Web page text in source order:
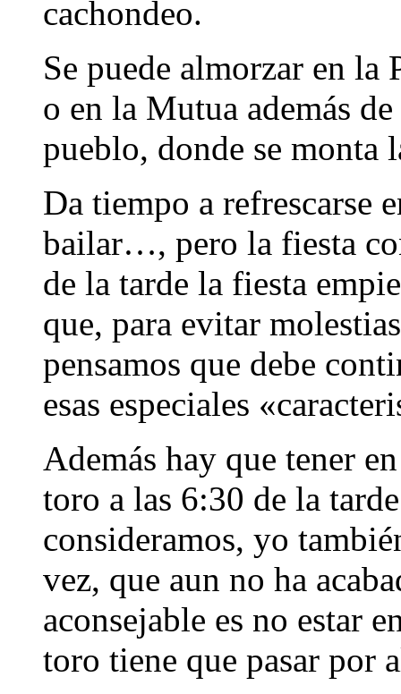
cachondeo.
Se puede almorzar en la
o en la Mutua además
pueblo, donde se monta
Da tiempo a refrescarse
bailar…, pero la fiesta
de la tarde la fiesta
que, para evitar
pensamos que debe
esas especiales
Además hay que tener
toro a las 6:30 de la
consideramos, yo
vez, que aun no ha
aconsejable es no estar
toro tiene que pasar por